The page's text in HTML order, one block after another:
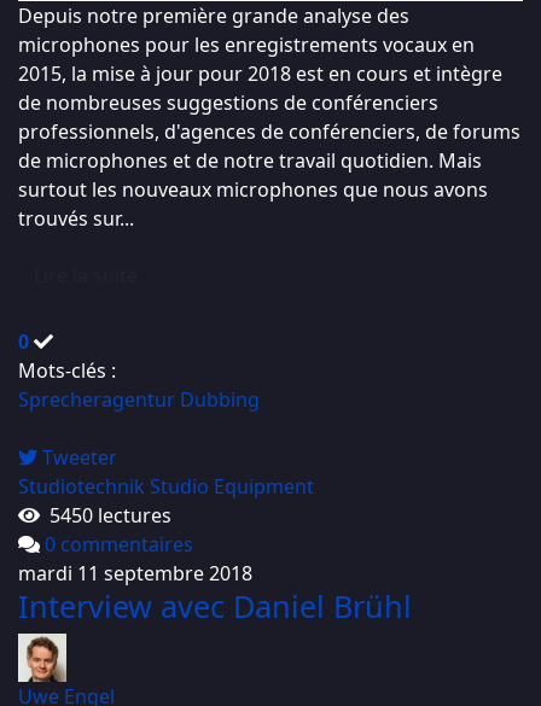
Depuis notre première grande analyse des
microphones pour les enregistrements vocaux en
2015, la mise à jour pour 2018 est en cours et intègre
de nombreuses suggestions de conférenciers
professionnels, d'agences de conférenciers, de forums
de microphones et de notre travail quotidien. Mais
surtout les nouveaux microphones que nous avons
trouvés sur...
0
Mots-clés :
Sprecheragentur Dubbing
Tweeter
Studiotechnik Studio Equipment
5450 lectures
0 commentaires
mardi 11 septembre 2018
Interview avec Daniel Brühl
Uwe Engel